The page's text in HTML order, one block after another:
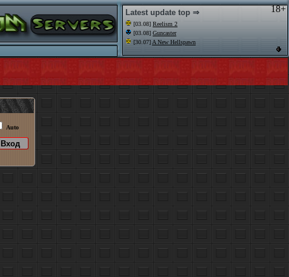
18+
Latest update top ⇒
[03.08] Reelism 2
[03.08] Guncaster
[30.07] A New Hellspawn
Auto